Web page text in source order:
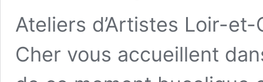
Ateliers d’Artistes Loir-
Cher vous accueillent